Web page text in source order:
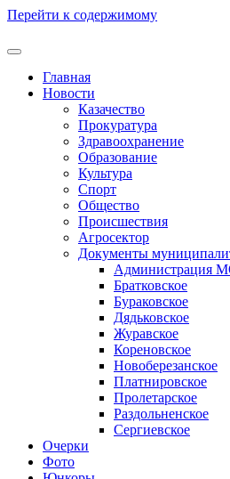
Перейти к содержимому
Главная
Новости
Казачество
Прокуратура
Здравоохранение
Образование
Культура
Спорт
Общество
Происшествия
Агросектор
Документы
Администрация
Братковское
Бураковское
Дядьковское
Журавское
Кореновское
Новоберезанское
Платнировское
Пролетарское
Раздольненское
Сергиевское
Очерки
Фото